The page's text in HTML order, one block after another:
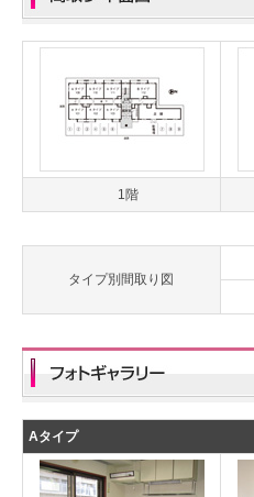
1階
タイプ別間取り図
Aタイプ